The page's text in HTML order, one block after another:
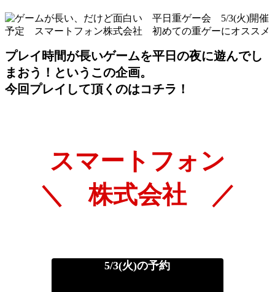
プレイ時間が長いゲームを平日の夜に遊んでし
まおう！というこの企画。
今回プレイして頂くのはコチラ！
スマートフォン
＼ 株式会社 ／
5/3(火)の予約